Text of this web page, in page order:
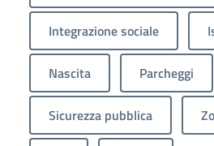
Integrazione sociale
Nascita Parcheggi
Sicurezza pubblica